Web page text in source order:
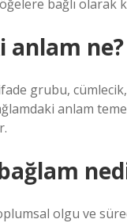
bağlı olarak
anlam ne?
grubu,
anlam
olgu ve